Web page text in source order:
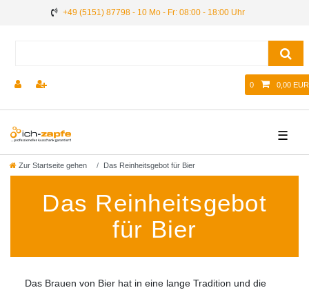
+49 (5151) 87798 - 10 Mo - Fr: 08:00 - 18:00 Uhr
0 0,00 EUR
☰
Zur Startseite gehen Das Reinheitsgebot für Bier
Das Reinheitsgebot
für Bier
Das Brauen von Bier hat in eine lange Tradition und die